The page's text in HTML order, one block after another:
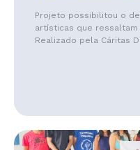
Projeto possibilitou o
artísticas que
Realizado pela Cáritas